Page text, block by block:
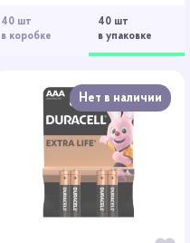
40 шт
в коробке
40 шт
в упаковке
Нет в наличии